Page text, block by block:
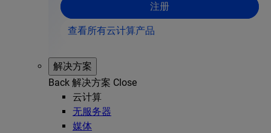
注册
查看所有云计算产品
解决方案
Back 解决方案 Close
云计算
无服务器
媒体